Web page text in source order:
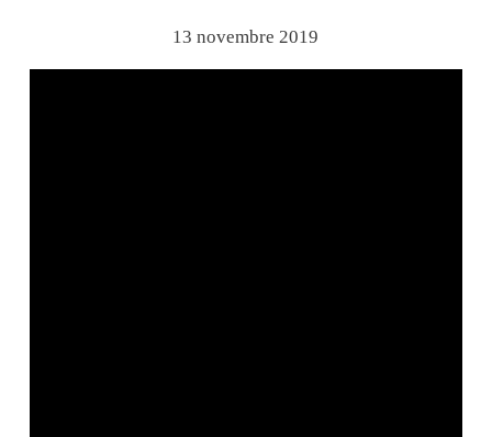
13 novembre 2019